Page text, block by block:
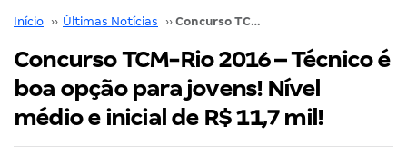
Início ›› Últimas Notícias ›› Concurso TCM-Rio 2016 – Técnico é boa opção para jovens! Nível médio e inicial de R$ 11,7 mil!
Concurso TCM-Rio 2016 – Técnico é
boa opção para jovens! Nível
médio e inicial de R$ 11,7 mil!